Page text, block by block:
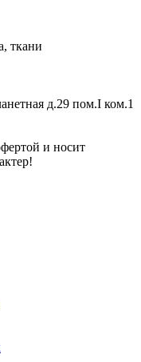
ткани
д.29 пом.I ком.1
и носит